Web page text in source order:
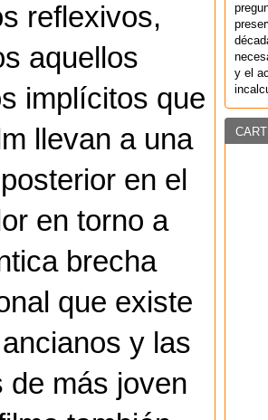
reflexivos,
aquellos
implícitos que
llevan a una
en el
en torno a
brecha
que existe
y las
de más joven
y el